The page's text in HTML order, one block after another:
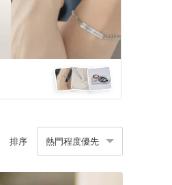
排序 熱門程度優先